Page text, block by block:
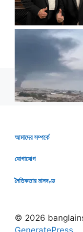
আমাদের সম্পর্কে
যোগাযোগ
নৈতিকতার মানদণ্ড
© 2026
GeneratePress